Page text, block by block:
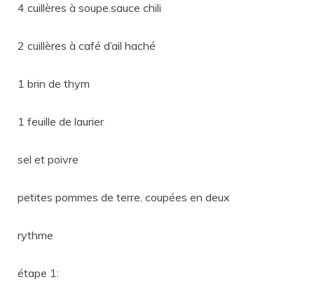
4 cuillères à soupe.sauce chili
2 cuillères à café d’ail haché
1 brin de thym
1 feuille de laurier
sel et poivre
petites pommes de terre, coupées en deux
rythme
étape 1: